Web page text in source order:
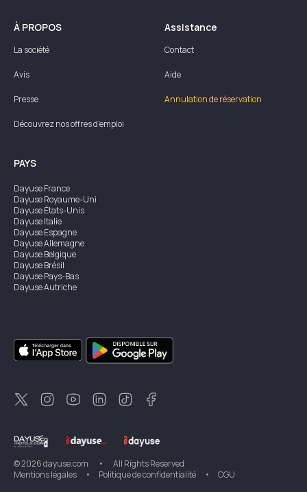
À PROPOS
La société
Avis
Presse
Découvrez nos offres d'emploi
Assistance
Contact
Aide
Annulation de réservation
PAYS
DayuseFrance
DayuseRoyaume-Uni
DayuseÉtats-Unis
DayuseItalie
DayuseEspagne
DayuseAllemagne
DayuseBelgique
DayuseBrésil
DayusePays-Bas
DayuseAutriche
DayuseSingapour
DayuseSuède
DayuseThaïlande
DayuseNouvelle-Zélande
DayuseTurquie
©2026dayuse.com •
All Rights Reserved
Mentions légales
• Politique de confidentialité • CGU